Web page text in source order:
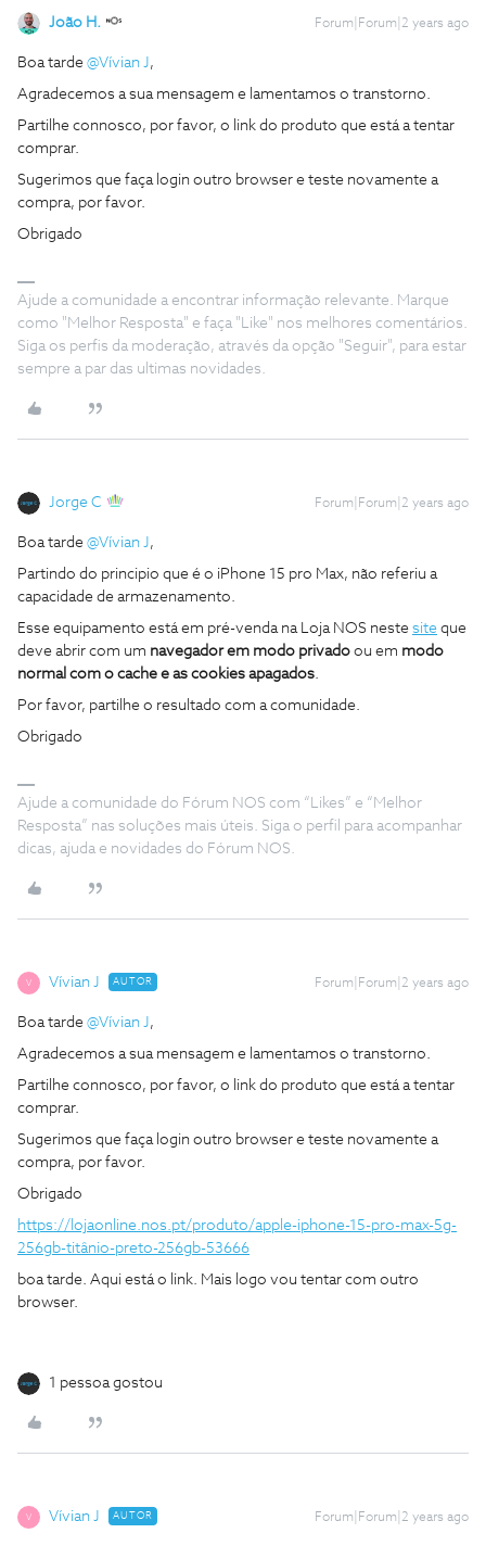
João H. Forum|Forum|2 years ago
Boa tarde @Vívian J,
Agradecemos a sua mensagem e lamentamos o transtorno.
Partilhe connosco, por favor, o link do produto que está a tentar
comprar.
Sugerimos que faça login outro browser e teste novamente a
compra, por favor.
Obrigado
Ajude a comunidade a encontrar informação relevante. Marque
como "Melhor Resposta" e faça "Like" nos melhores comentários.
Siga os perfis da moderação, através da opção "Seguir", para estar
sempre a par das ultimas novidades.
Jorge C Forum|Forum|2 years ago
Boa tarde @Vívian J,
Partindo do principio que é o iPhone 15 pro Max, não referiu a
capacidade de armazenamento.
Esse equipamento está em pré-venda na Loja NOS neste site que
deve abrir com um navegador em modo privado ou em modo
normal com o cache e as cookies apagados.
Por favor, partilhe o resultado com a comunidade.
Obrigado
Ajude a comunidade do Fórum NOS com “Likes” e “Melhor
Resposta” nas soluções mais úteis. Siga o perfil para acompanhar
dicas, ajuda e novidades do Fórum NOS.
V Vívian J AUTOR Forum|Forum|2 years ago
Boa tarde @Vívian J,
Agradecemos a sua mensagem e lamentamos o transtorno.
Partilhe connosco, por favor, o link do produto que está a tentar
comprar.
Sugerimos que faça login outro browser e teste novamente a
compra, por favor.
Obrigado
https://lojaonline.nos.pt/produto/apple-iphone-15-pro-max-5g-
256gb-titânio-preto-256gb-53666
boa tarde. Aqui está o link. Mais logo vou tentar com outro
browser.
1 pessoa gostou
V Vívian J AUTOR Forum|Forum|2 years ago